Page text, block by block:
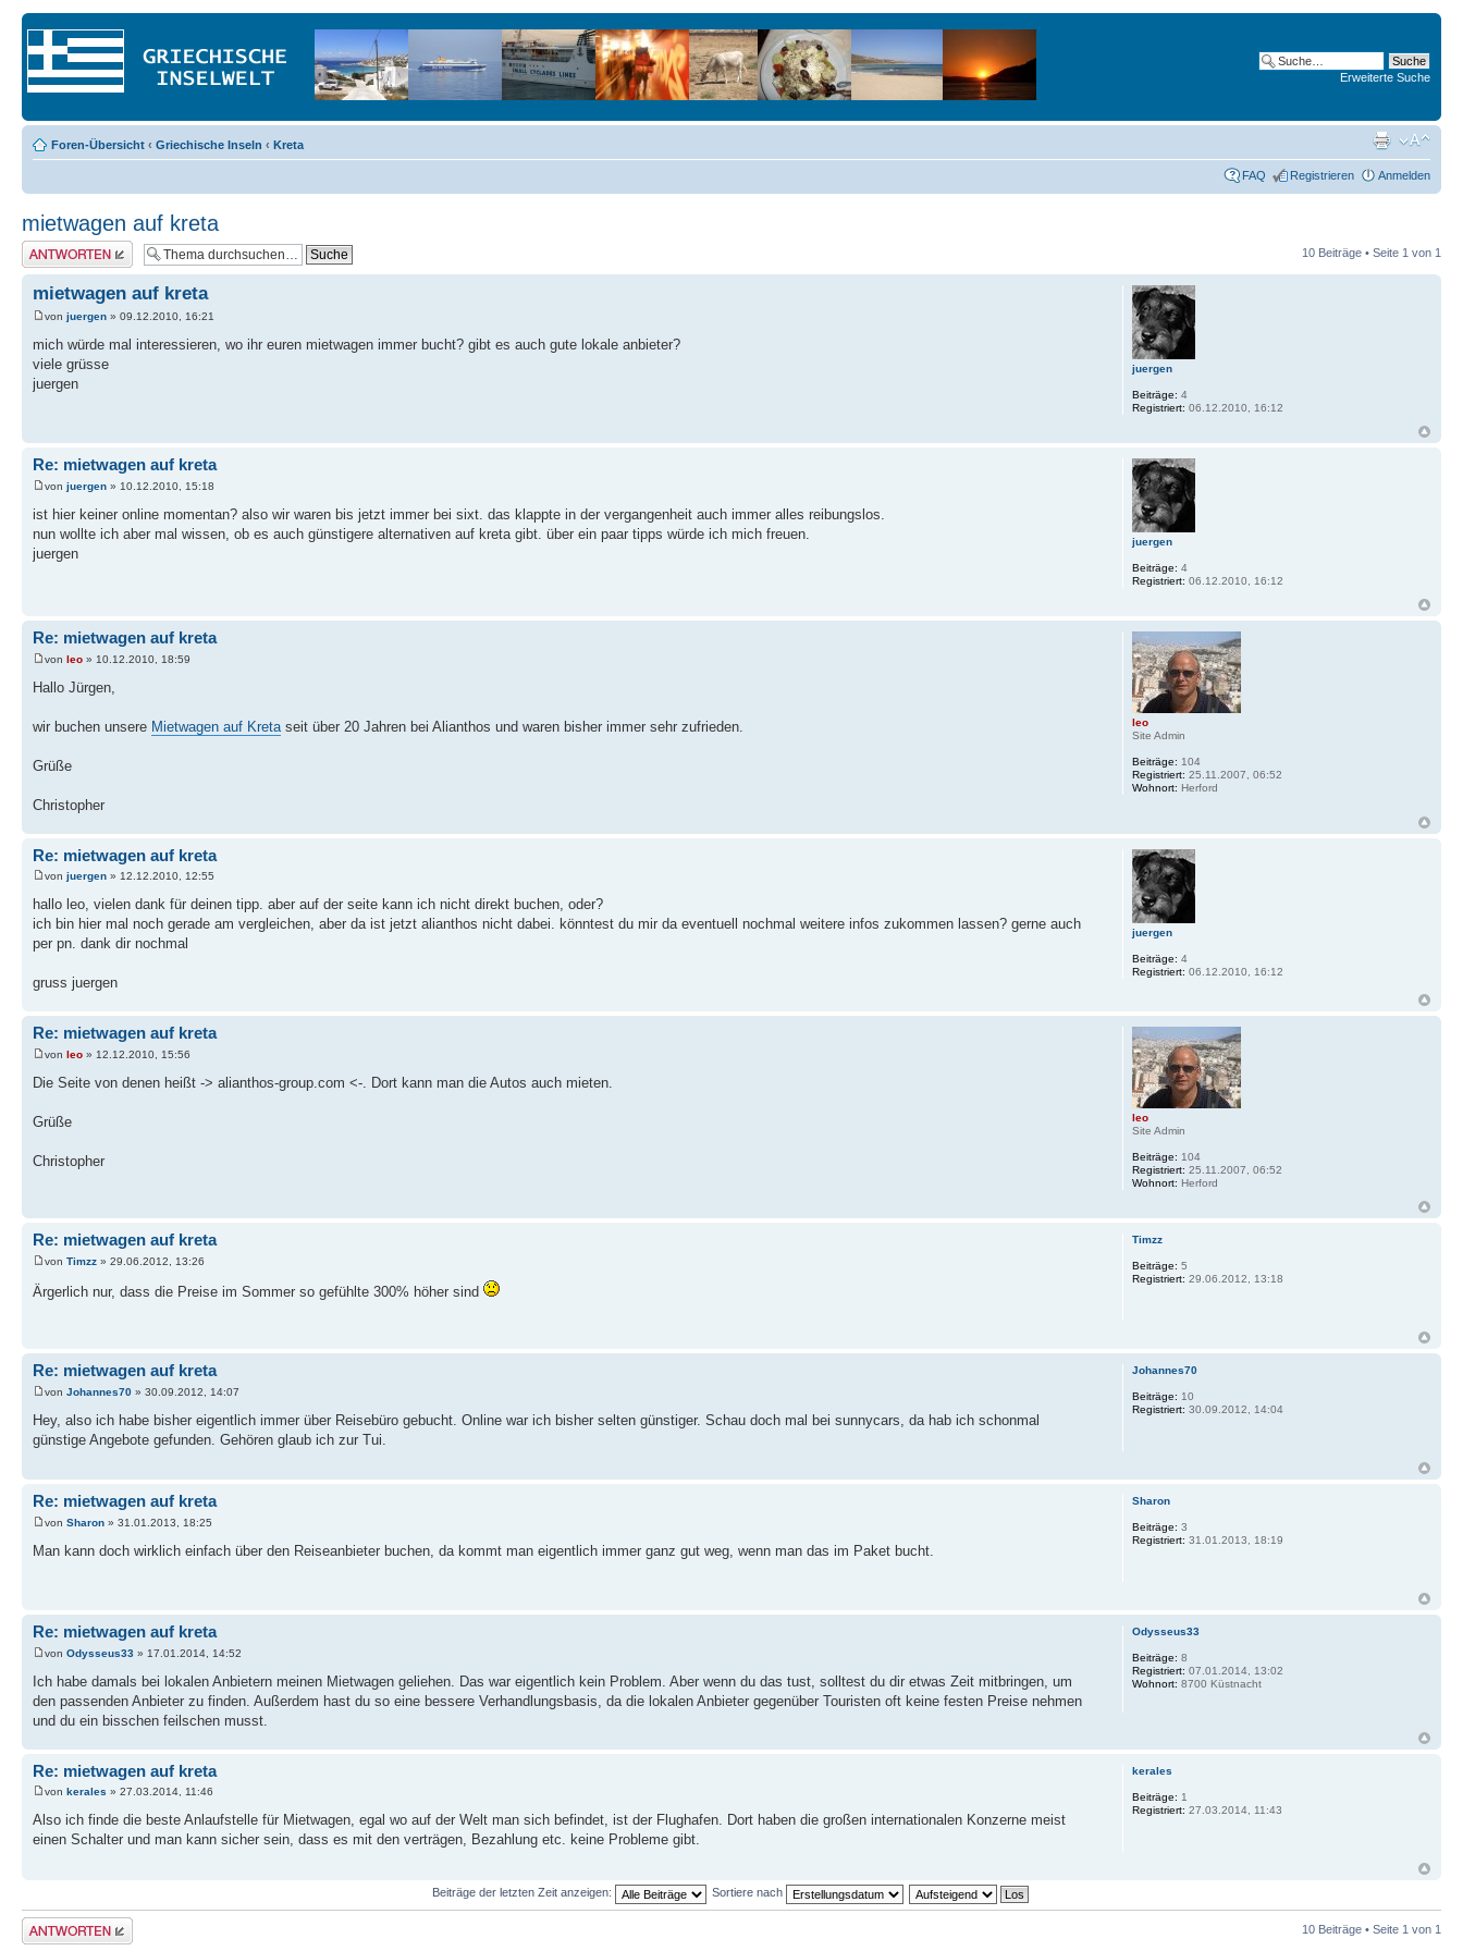
Erweiterte Suche
Foren-Übersicht ‹ Griechische Inseln ‹ Kreta
FAQ Registrieren Anmelden
mietwagen auf kreta
Antwort erstellen 10 Beiträge • Seite 1 von 1
mietwagen auf kreta
von juergen » 09.12.2010, 16:21
mich würde mal interessieren, wo ihr euren mietwagen immer bucht? gibt es auch gute lokale anbieter?
viele grüsse
juergen
juergen
Beiträge: 4
Registriert: 06.12.2010, 16:12
Re: mietwagen auf kreta
von juergen » 10.12.2010, 15:18
ist hier keiner online momentan? also wir waren bis jetzt immer bei sixt. das klappte in der vergangenheit auch immer alles reibungslos.
nun wollte ich aber mal wissen, ob es auch günstigere alternativen auf kreta gibt. über ein paar tipps würde ich mich freuen.
juergen
juergen
Beiträge: 4
Registriert: 06.12.2010, 16:12
Re: mietwagen auf kreta
von leo » 10.12.2010, 18:59
Hallo Jürgen,
wir buchen unsere Mietwagen auf Kreta seit über 20 Jahren bei Alianthos und waren bisher immer sehr zufrieden.
Grüße
Christopher
leo
Site Admin
Beiträge: 104
Registriert: 25.11.2007, 06:52
Wohnort: Herford
Re: mietwagen auf kreta
von juergen » 12.12.2010, 12:55
hallo leo, vielen dank für deinen tipp. aber auf der seite kann ich nicht direkt buchen, oder?
ich bin hier mal noch gerade am vergleichen, aber da ist jetzt alianthos nicht dabei. könntest du mir da eventuell nochmal weitere infos zukommen lassen? gerne auch
per pn. dank dir nochmal
gruss juergen
juergen
Beiträge: 4
Registriert: 06.12.2010, 16:12
Re: mietwagen auf kreta
von leo » 12.12.2010, 15:56
Die Seite von denen heißt -> alianthos-group.com <-. Dort kann man die Autos auch mieten.
Grüße
Christopher
leo
Site Admin
Beiträge: 104
Registriert: 25.11.2007, 06:52
Wohnort: Herford
Re: mietwagen auf kreta
von Timzz » 29.06.2012, 13:26
Ärgerlich nur, dass die Preise im Sommer so gefühlte 300% höher sind
Timzz
Beiträge: 5
Registriert: 29.06.2012, 13:18
Re: mietwagen auf kreta
von Johannes70 » 30.09.2012, 14:07
Hey, also ich habe bisher eigentlich immer über Reisebüro gebucht. Online war ich bisher selten günstiger. Schau doch mal bei sunnycars, da hab ich schonmal
günstige Angebote gefunden. Gehören glaub ich zur Tui.
Johannes70
Beiträge: 10
Registriert: 30.09.2012, 14:04
Re: mietwagen auf kreta
von Sharon » 31.01.2013, 18:25
Man kann doch wirklich einfach über den Reiseanbieter buchen, da kommt man eigentlich immer ganz gut weg, wenn man das im Paket bucht.
Sharon
Beiträge: 3
Registriert: 31.01.2013, 18:19
Re: mietwagen auf kreta
von Odysseus33 » 17.01.2014, 14:52
Ich habe damals bei lokalen Anbietern meinen Mietwagen geliehen. Das war eigentlich kein Problem. Aber wenn du das tust, solltest du dir etwas Zeit mitbringen, um
den passenden Anbieter zu finden. Außerdem hast du so eine bessere Verhandlungsbasis, da die lokalen Anbieter gegenüber Touristen oft keine festen Preise nehmen
und du ein bisschen feilschen musst.
Odysseus33
Beiträge: 8
Registriert: 07.01.2014, 13:02
Wohnort: 8700 Küstnacht
Re: mietwagen auf kreta
von kerales » 27.03.2014, 11:46
Also ich finde die beste Anlaufstelle für Mietwagen, egal wo auf der Welt man sich befindet, ist der Flughafen. Dort haben die großen internationalen Konzerne meist
einen Schalter und man kann sicher sein, dass es mit den verträgen, Bezahlung etc. keine Probleme gibt.
kerales
Beiträge: 1
Registriert: 27.03.2014, 11:43
Beiträge der letzten Zeit anzeigen: Sortiere nach
Antwort erstellen 10 Beiträge • Seite 1 von 1